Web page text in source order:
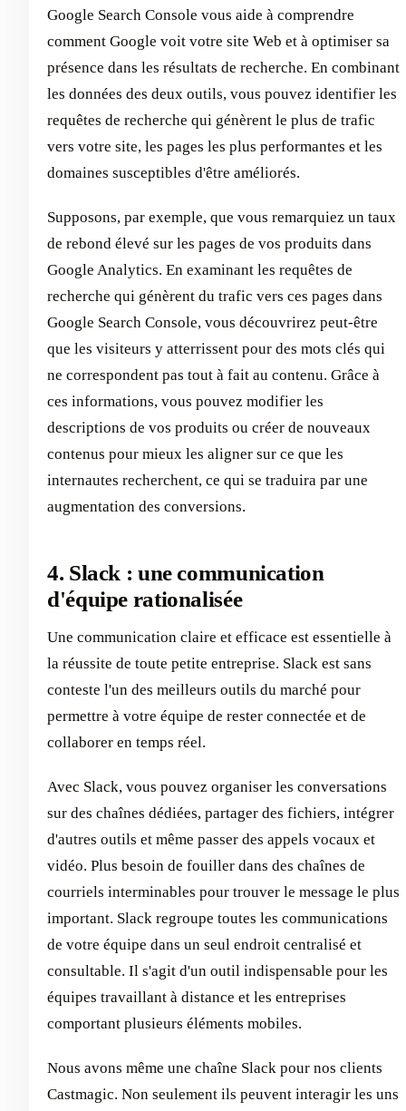
Google Search Console vous aide à comprendre
comment Google voit votre site Web et à optimiser sa
présence dans les résultats de recherche. En combinant
les données des deux outils, vous pouvez identifier les
requêtes de recherche qui génèrent le plus de trafic
vers votre site, les pages les plus performantes et les
domaines susceptibles d'être améliorés.
Supposons, par exemple, que vous remarquiez un taux
de rebond élevé sur les pages de vos produits dans
Google Analytics. En examinant les requêtes de
recherche qui génèrent du trafic vers ces pages dans
Google Search Console, vous découvrirez peut-être
que les visiteurs y atterrissent pour des mots clés qui
ne correspondent pas tout à fait au contenu. Grâce à
ces informations, vous pouvez modifier les
descriptions de vos produits ou créer de nouveaux
contenus pour mieux les aligner sur ce que les
internautes recherchent, ce qui se traduira par une
augmentation des conversions.
4. Slack : une communication
d'équipe rationalisée
Une communication claire et efficace est essentielle à
la réussite de toute petite entreprise. Slack est sans
conteste l'un des meilleurs outils du marché pour
permettre à votre équipe de rester connectée et de
collaborer en temps réel.
Avec Slack, vous pouvez organiser les conversations
sur des chaînes dédiées, partager des fichiers, intégrer
d'autres outils et même passer des appels vocaux et
vidéo. Plus besoin de fouiller dans des chaînes de
courriels interminables pour trouver le message le plus
important. Slack regroupe toutes les communications
de votre équipe dans un seul endroit centralisé et
consultable. Il s'agit d'un outil indispensable pour les
équipes travaillant à distance et les entreprises
comportant plusieurs éléments mobiles.
Nous avons même une chaîne Slack pour nos clients
Castmagic. Non seulement ils peuvent interagir les uns